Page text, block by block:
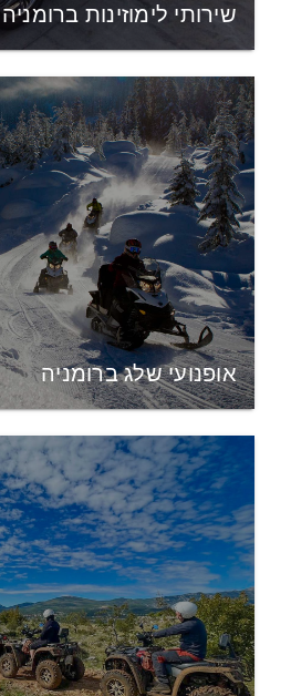
שירותי לימוזינות ברומניה
אופנועי שלג ברומניה